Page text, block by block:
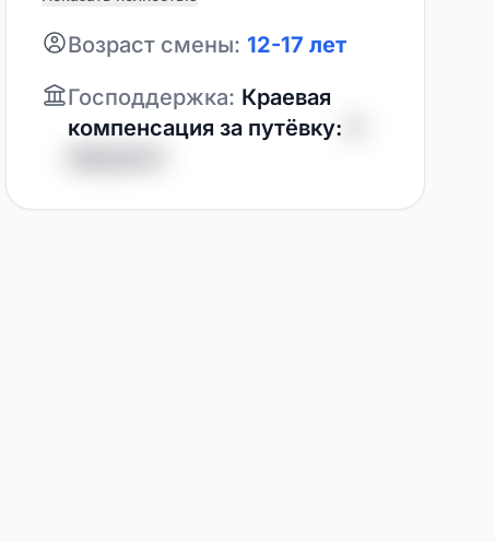
Возраст смены: 12-17 лет
Господдержка: Краевая
компенсация за путёвку: